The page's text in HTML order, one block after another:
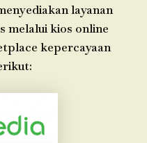
layanan
melalui kios online
kepercayaan